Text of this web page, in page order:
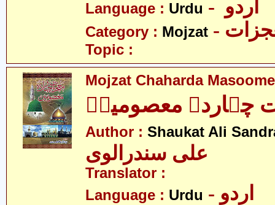
Language : Urdu
Category : Mojzat
Topic :
Mojzat Chaharda
چہاردہ معصومینؑ
Author : Shaukat Ali
علی سندرالوی
Translator :
Language : Urdu - اردو